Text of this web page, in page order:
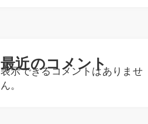
最近のコメント
表示できるコメントはありませ
ん。